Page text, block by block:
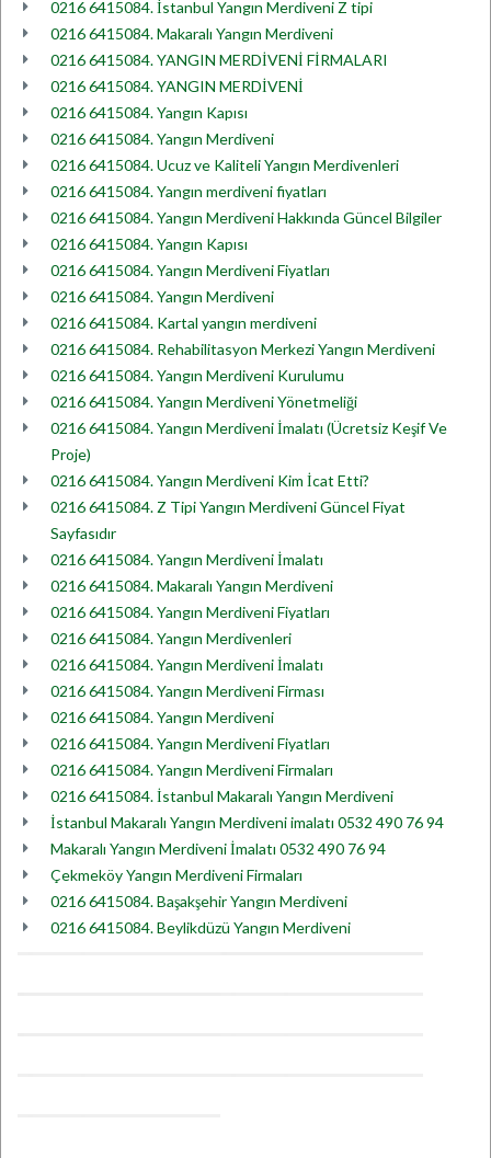
0216 6415084. İstanbul Yangın Merdiveni Z tipi
0216 6415084. Makaralı Yangın Merdiveni
0216 6415084. YANGIN MERDİVENİ FİRMALARI
0216 6415084. YANGIN MERDİVENİ
0216 6415084. Yangın Kapısı
0216 6415084. Yangın Merdiveni
0216 6415084. Ucuz ve Kaliteli Yangın Merdivenleri
0216 6415084. Yangın merdiveni fiyatları
0216 6415084. Yangın Merdiveni Hakkında Güncel Bilgiler
0216 6415084. Yangın Kapısı
0216 6415084. Yangın Merdiveni Fiyatları
0216 6415084. Yangın Merdiveni
0216 6415084. Kartal yangın merdiveni
0216 6415084. Rehabilitasyon Merkezi Yangın Merdiveni
0216 6415084. Yangın Merdiveni Kurulumu
0216 6415084. Yangın Merdiveni Yönetmeliği
0216 6415084. Yangın Merdiveni İmalatı (Ücretsiz Keşif Ve
Proje)
0216 6415084. Yangın Merdiveni Kim İcat Etti?
0216 6415084. Z Tipi Yangın Merdiveni Güncel Fiyat
Sayfasıdır
0216 6415084. Yangın Merdiveni İmalatı
0216 6415084. Makaralı Yangın Merdiveni
0216 6415084. Yangın Merdiveni Fiyatları
0216 6415084. Yangın Merdivenleri
0216 6415084. Yangın Merdiveni İmalatı
0216 6415084. Yangın Merdiveni Firması
0216 6415084. Yangın Merdiveni
0216 6415084. Yangın Merdiveni Fiyatları
0216 6415084. Yangın Merdiveni Firmaları
0216 6415084. İstanbul Makaralı Yangın Merdiveni
İstanbul Makaralı Yangın Merdiveni imalatı 0532 490 76 94
Makaralı Yangın Merdiveni İmalatı 0532 490 76 94
Çekmeköy Yangın Merdiveni Firmaları
0216 6415084. Başakşehir Yangın Merdiveni
0216 6415084. Beylikdüzü Yangın Merdiveni